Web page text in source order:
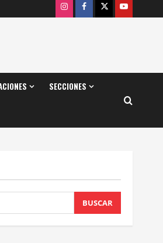
InstagramFacebook
X Youtube
SECCIONES